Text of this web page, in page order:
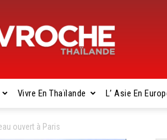
Gavroche
Vivre En Thaïlande L’ Asie En
ouvert à Paris